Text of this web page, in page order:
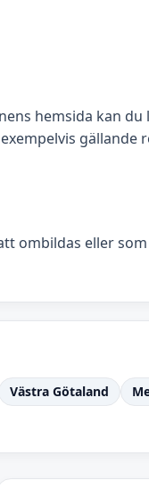
hemsida kan du
gällande
ombildas eller
Västra Götaland